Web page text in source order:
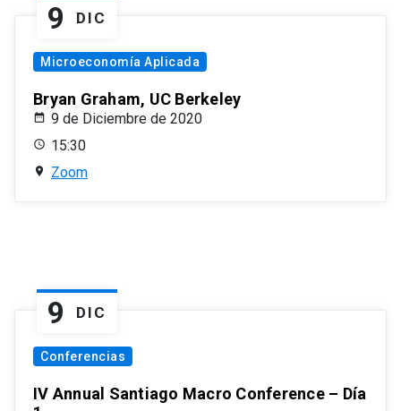
9 DIC
Microeconomía Aplicada
Bryan Graham, UC Berkeley
9 de Diciembre de 2020
15:30
Zoom
9 DIC
Conferencias
IV Annual Santiago Macro Conference – Día